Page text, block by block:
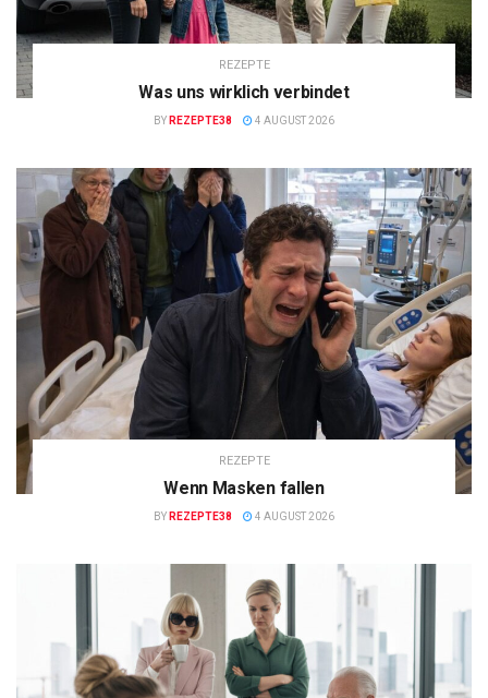
REZEPTE
Was uns wirklich verbindet
BY REZEPTE38 4 AUGUST 2026
REZEPTE
Wenn Masken fallen
BY REZEPTE38 4 AUGUST 2026